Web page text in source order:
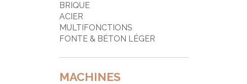
BRIQUE
ACIER
MULTIFONCTIONS
FONTE & BÉTON LÉGER
MACHINES